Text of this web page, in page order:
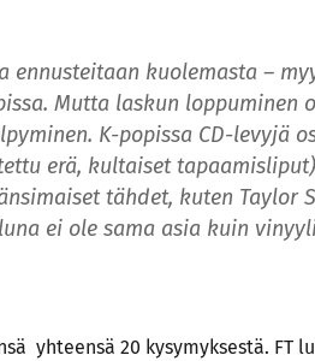
ennusteitaan kuolemasta –
Mutta laskun
K-popissa CD-levyjä
erä, kultaiset
tähdet, kuten Taylor
ei ole sama asia kuin
yhteensä 20 kysymyksestä. FT